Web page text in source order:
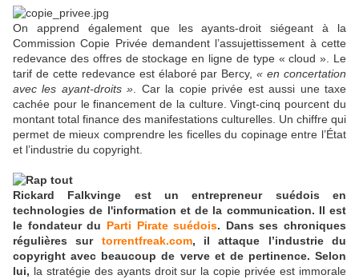
On apprend également que les ayants-droit siégeant à la
Commission Copie Privée demandent l’assujettissement à cette
redevance des offres de stockage en ligne de type « cloud ». Le
tarif de cette redevance est élaboré par Bercy,« en concertation
avec les ayant-droits » . Car la copie privée est aussi une taxe
cachée pour le financement de la culture. Vingt-cinq pourcent du
montant total finance des manifestations culturelles. Un chiffre qui
permet de mieux comprendre les ficelles du copinage entre l’État
et l’industrie du copyright.
Rickard Falkvinge est un entrepreneur suédois en
technologies de l'information et de la communication. Il est
le fondateur du Parti Pirate suédois. Dans ses chroniques
régulières sur torrentfreak.com, il attaque l’industrie du
copyright avec beaucoup de verve et de pertinence. Selon
lui, la stratégie des ayants droit sur la copie privée est immorale